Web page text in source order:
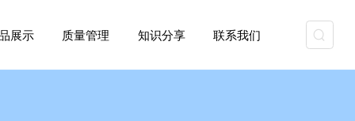
质能力 产品展示 质量管理 知识分享